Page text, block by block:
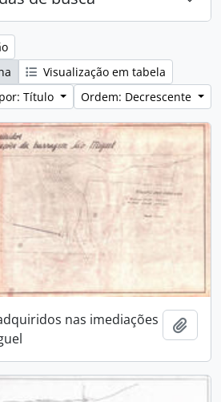
Visualização em tabela
Título
Ordem: Decrescente
nas imediações